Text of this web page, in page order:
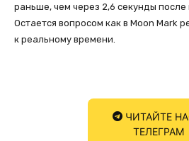
раньше, чем через 2,6 секунды после
Остается вопросом как в Moon Mark
к реальному времени.
ЧИТАЙТЕ
ТЕЛЕГРАМ